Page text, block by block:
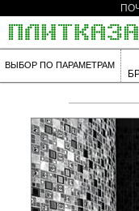
ВЫБОР ПО ПАРАМЕТРАМ